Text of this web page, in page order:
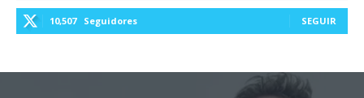
10,507 Seguidores SEGUIR